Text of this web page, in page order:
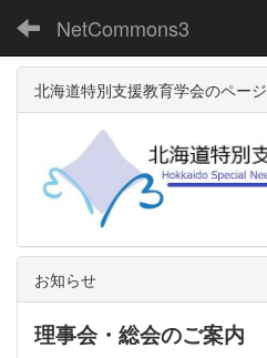
NetCommons3
北海道特別支援教育学会のページ
お知らせ
理事会・総会のご案内